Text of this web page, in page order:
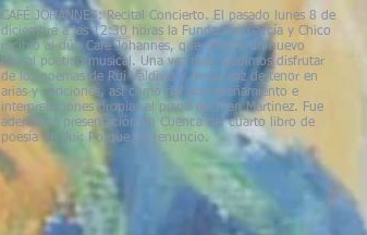
CAFÉ JOHANNES: Recital Concierto. El pasado lunes 8 de
diciembre a las 12:30 horas la Fundación García y Chico
recibió al dúo Café Johannes, que ofreció un nuevo
recital poético musical. Una vez más, pudimos disfrutar
de los poemas de Rui Valdivia y de su voz de tenor en
arias y canciones, así como del acompañamiento e
interpretaciones propias al piano de Juan Martinez. Fue
además la presentación en Cuenca del cuarto libro de
poesía de Rui: Porque no renuncio. ​